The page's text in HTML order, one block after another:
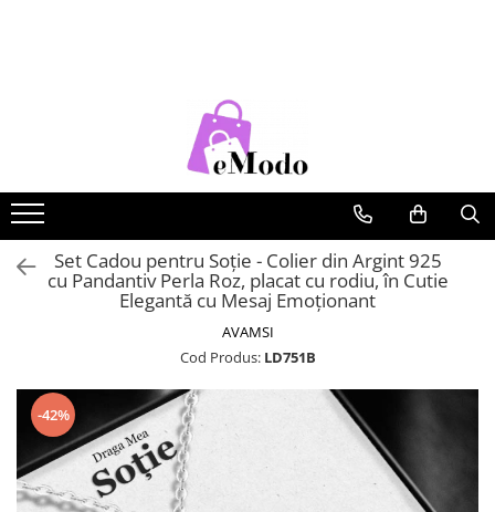
CADOU MAMĂ
CADOU FIICĂ
RUCSACURI DAMA
CURELE DAMA
OCHELARI DE SOARE DAMA
BRATARI DAMA
PORTOFELE BARBATI
RUCSACURI BARBATI
OCHELARI DE SOARE BARBATI
BRATARI BARBATI
Set Cadou pentru Soție - Colier din Argint 925
cu Pandantiv Perla Roz, placat cu rodiu, în Cutie
Elegantă cu Mesaj Emoționant
AVAMSI
Cod Produs: LD751B
-42%